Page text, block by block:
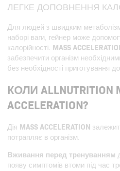
ЛЕГКЕ ДОПОВНЕННЯ
Для людей з швидким
наборі ваги, гейнер може
калорійності. MASS
забезпечити організм
без необхідності приготування
КОЛИ ALLNUTRITION
ACCELERATION?
Дія MASS ACCELERATION
потрапляє в організм.
Вживання перед тренуванням
появу симптомів втоми під час